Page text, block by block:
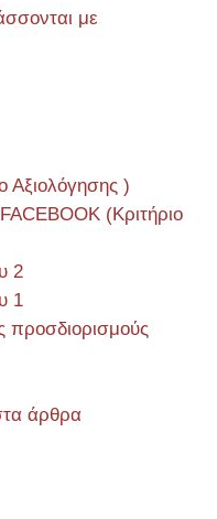
με
Αξιολόγησης )
(Kριτήριο
2
1
προσδιορισμούς
άρθρα